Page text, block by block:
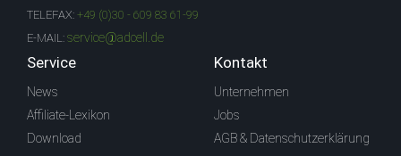
TELEFAX: +49 (0)30 - 609 83 61-99
E-MAIL: service@adcell.de
Service
News
Affiliate-Lexikon
Download
Kontakt
Unternehmen
Jobs
AGB & Datenschutzerklärung